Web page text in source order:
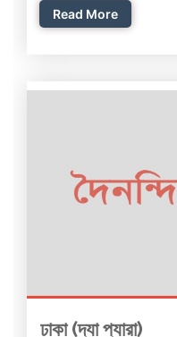
Read More
ঢাকা (দ্যা প্যারা)